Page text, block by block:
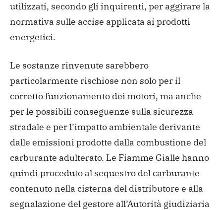
utilizzati, secondo gli inquirenti, per aggirare la
normativa sulle accise applicata ai prodotti
energetici.
Le sostanze rinvenute sarebbero
particolarmente rischiose non solo per il
corretto funzionamento dei motori, ma anche
per le possibili conseguenze sulla sicurezza
stradale e per l’impatto ambientale derivante
dalle emissioni prodotte dalla combustione del
carburante adulterato. Le Fiamme Gialle hanno
quindi proceduto al sequestro del carburante
contenuto nella cisterna del distributore e alla
segnalazione del gestore all’Autorità giudiziaria